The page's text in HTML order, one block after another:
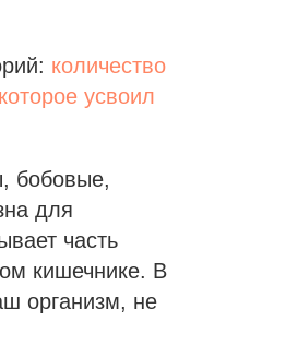
количество
усвоил
бобовые,
для
часть
кишечнике. В
организм, не